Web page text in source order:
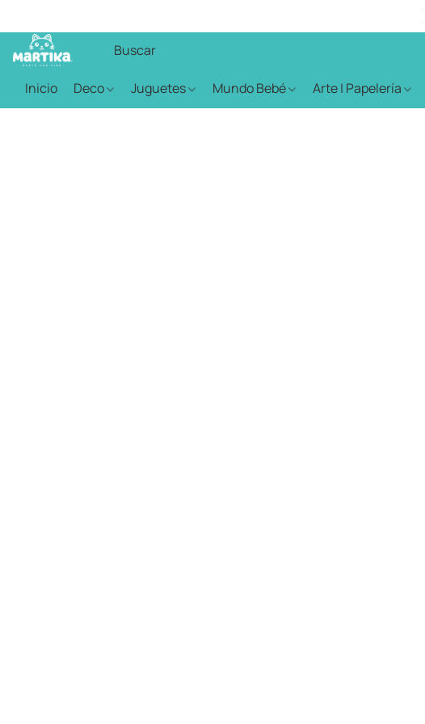
Inicio Deco Juguetes Mundo Bebé Arte | Papelería